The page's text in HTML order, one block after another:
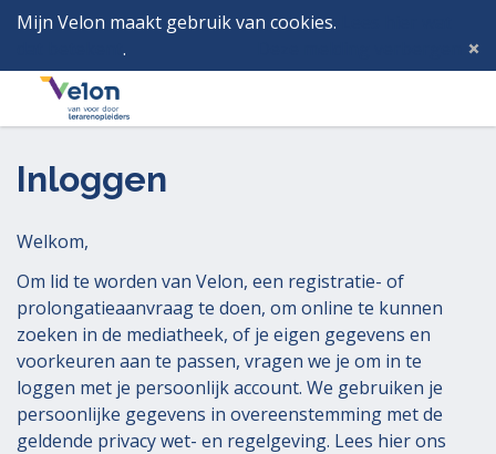
Mijn Velon maakt gebruik van cookies.
.
Menu
Inloggen
Welkom,
Om lid te worden van Velon, een registratie- of
prolongatieaanvraag te doen, om online te kunnen
zoeken in de mediatheek, of je eigen gegevens en
voorkeuren aan te passen, vragen we je om in te
loggen met je persoonlijk account. We gebruiken je
persoonlijke gegevens in overeenstemming met de
geldende privacy wet- en regelgeving. Lees hier ons